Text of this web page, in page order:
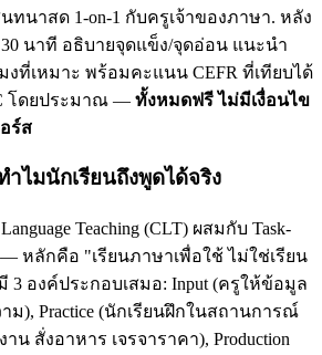
นทนาสด 1-on-1 กับครูเจ้าของภาษา. หลัง
นาที อธิบายจุดแข็ง/จุดอ่อน แนะนำ
ที่เหมาะ พร้อมคะแนน CEFR ที่เทียบได้
โดยประมาณ — ทั้งหมดฟรี ไม่มีเงื่อนไข
ร์ส
ไมนักเรียนถึงพูดได้จริง
Teaching (CLT) ผสมกับ Task-
— หลักคือ "เรียนภาษาเพื่อใช้ ไม่ใช่เรียน
3 องค์ประกอบเสมอ: Input (ครูให้ข้อมูล
าม), Practice (นักเรียนฝึกในสถานการณ์
สั่งอาหาร เจรจาราคา), Production